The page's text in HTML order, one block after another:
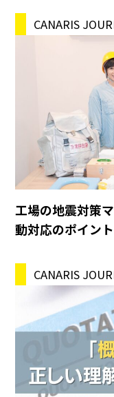
CANARIS
工場の地震対策
動対応のポイント
CANARIS